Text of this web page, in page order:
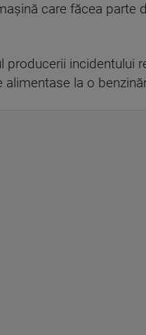
care făcea parte
producerii incidentului
la o